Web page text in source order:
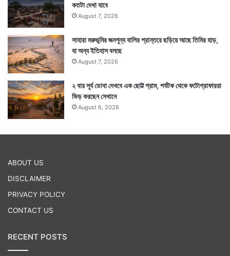
কতটা দেখা যাবে
August 7, 2026
সাহারা মরুভূমির জনশূন্য বালির প্রান্তরে ছড়িয়ে আছে তিমির হাড়,
যা অন্য ইতিহাস বলছে
August 7, 2026
২ বার সূর্য ডোবা দেখবে এক ছোট্ট গ্রাম, পর্যটক থেকে ফটোগ্রাফাররা
ভিড় করছেন সেখানে
August 6, 2026
ABOUT US
DISCLAIMER
PRIVACY POLICY
CONTACT US
RECENT POSTS